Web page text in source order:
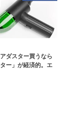
ダスター買うなら
ー」が経済的。エ